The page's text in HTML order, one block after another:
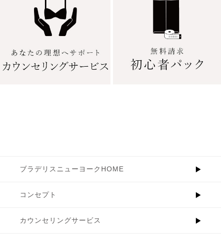
ブラデリスニューヨークHOME
コンセプト
カウンセリングサービス